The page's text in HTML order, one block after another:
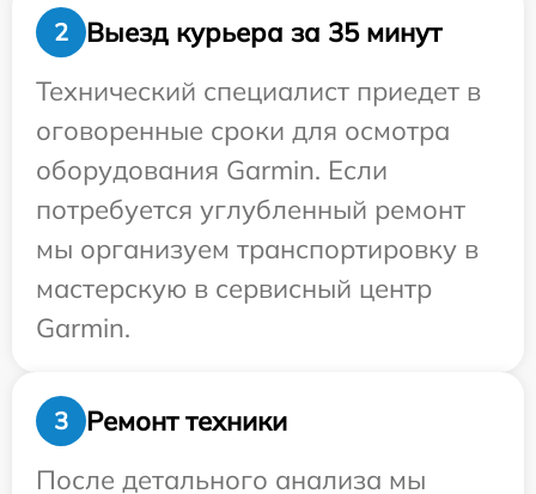
2
Выезд курьера за 35 минут
Технический специалист приедет в
оговоренные сроки для осмотра
оборудования Garmin. Если
потребуется углубленный ремонт
мы организуем транспортировку в
мастерскую в сервисный центр
Garmin.
3
Ремонт техники
После детального анализа мы